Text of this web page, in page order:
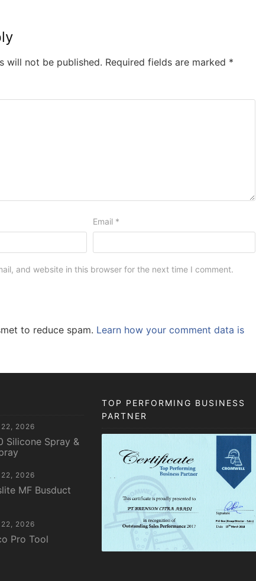
will not be published. Required fields are marked *
Email *
and website in this browser for the next time I comment.
to reduce spam. Learn how your comment data is
2026
Silicone Spray &
2026
MF Busduct
2026
Pro Tool
TOP PERFORMING BUSINESS
PARTNER